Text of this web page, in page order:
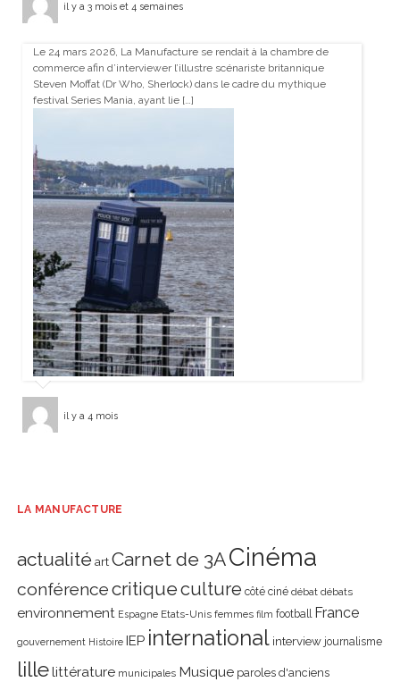
il y a 3 mois et 4 semaines
Le 24 mars 2026, La Manufacture se rendait à la chambre de
commerce afin d’interviewer l’illustre scénariste britannique
Steven Moffat (Dr Who, Sherlock) dans le cadre du mythique
festival Series Mania, ayant lie […]
il y a 4 mois
LA MANUFACTURE
actualité art Carnet de 3ACinéma
conférencecritiqueculture côté ciné débat débats
environnement Espagne Etats-Unis femmes film football France
gouvernement Histoire IEP international interview journalisme
lillelittérature municipales Musique paroles d'anciens